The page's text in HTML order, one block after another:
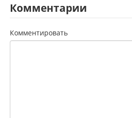
Комментарии
Комментировать